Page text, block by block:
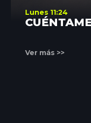
Lunes 11:24
Ver más >>